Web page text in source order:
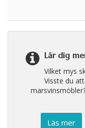
Lär dig
Vilket mys
Visste du
Läs mer